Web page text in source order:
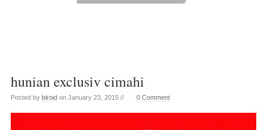
hunian exclusiv cimahi
Posted by biroidon January 23, 2015 // 0 Comment